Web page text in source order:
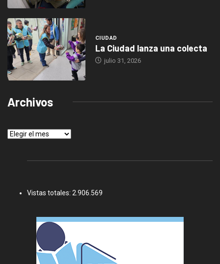
CIUDAD
La Ciudad lanza una colecta
julio 31, 2026
Archivos
Archivos
Vistas totales: 2.906.569